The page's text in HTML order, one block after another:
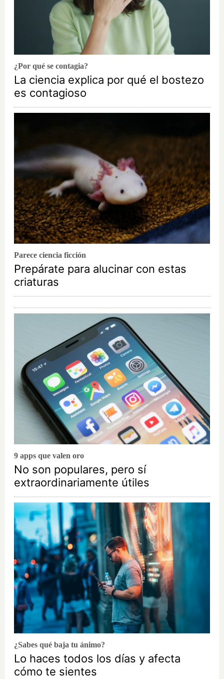
¿Por qué se contagia?
La ciencia explica por qué el bostezo
es contagioso
Parece ciencia ficción
Prepárate para alucinar con estas
criaturas
9 apps que valen oro
No son populares, pero sí
extraordinariamente útiles
¿Sabes qué baja tu ánimo?
Lo haces todos los días y afecta
cómo te sientes